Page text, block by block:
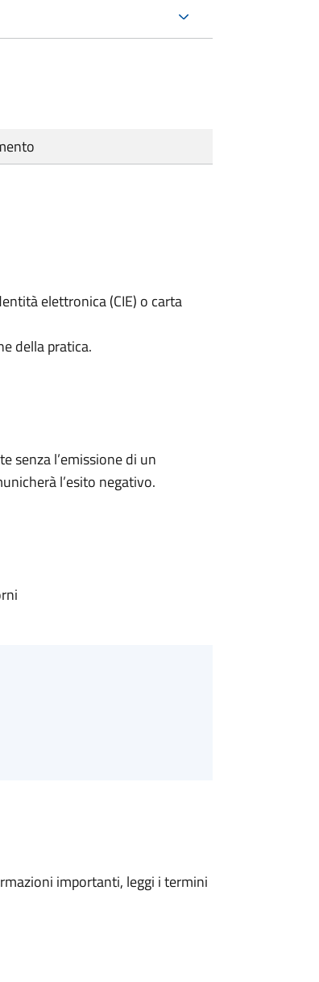
elettronica (CIE) o carta
della pratica.
senza l’emissione di un
l’esito negativo.
importanti, leggi i termini